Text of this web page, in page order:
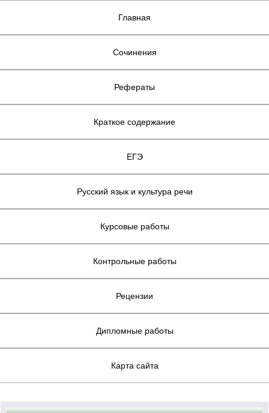
Главная
Сочинения
Рефераты
Краткое содержание
ЕГЭ
Русский язык и культура речи
Курсовые работы
Контрольные работы
Рецензии
Дипломные работы
Карта сайта